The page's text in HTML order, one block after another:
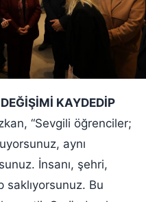
KAYDEDİP
“Sevgili öğrenciler;
aynı
İnsanı, şehri,
saklıyorsunuz. Bu